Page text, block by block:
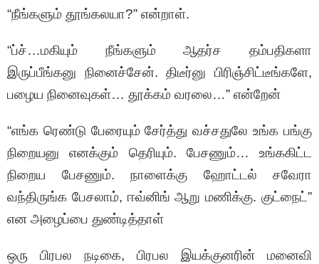
“நீங்களும் தூங்கலயா?” என்றாள்.
“ப்ச்…மகியும் நீங்களும் ஆதர்ச தம்பதிகளா
இருப்பீங்கனு நினைச்சேன். திடீர்னு பிரிஞ்சிட்டீங்களே,
பழைய நினைவுகள்… தூக்கம் வரலை…” என்றேன்
“எங்க ரெண்டு பேரையும் சேர்த்து வச்சதுலே உங்க பங்கு
நிறையனு எனக்கும் தெரியும். பேசணும்… உங்ககிட்ட
நிறைய பேசணும். நாளைக்கு ஹோட்டல் சவேரா
வந்திருங்க பேசலாம், ஈவ்னிங் ஆறு மணிக்கு. குட்நைட்”
என அழைப்பை துண்டித்தாள்
ஒரு பிரபல நடிகை, பிரபல இயக்குனரின் மனைவி